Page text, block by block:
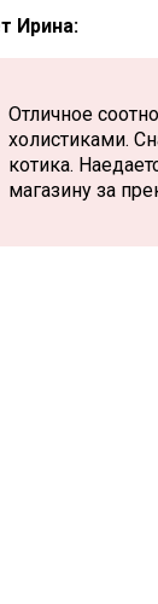
Ирина:
Отличное
холистиками.
котика.
магазину за